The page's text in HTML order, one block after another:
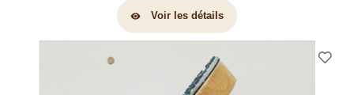
visibility Voir les détails